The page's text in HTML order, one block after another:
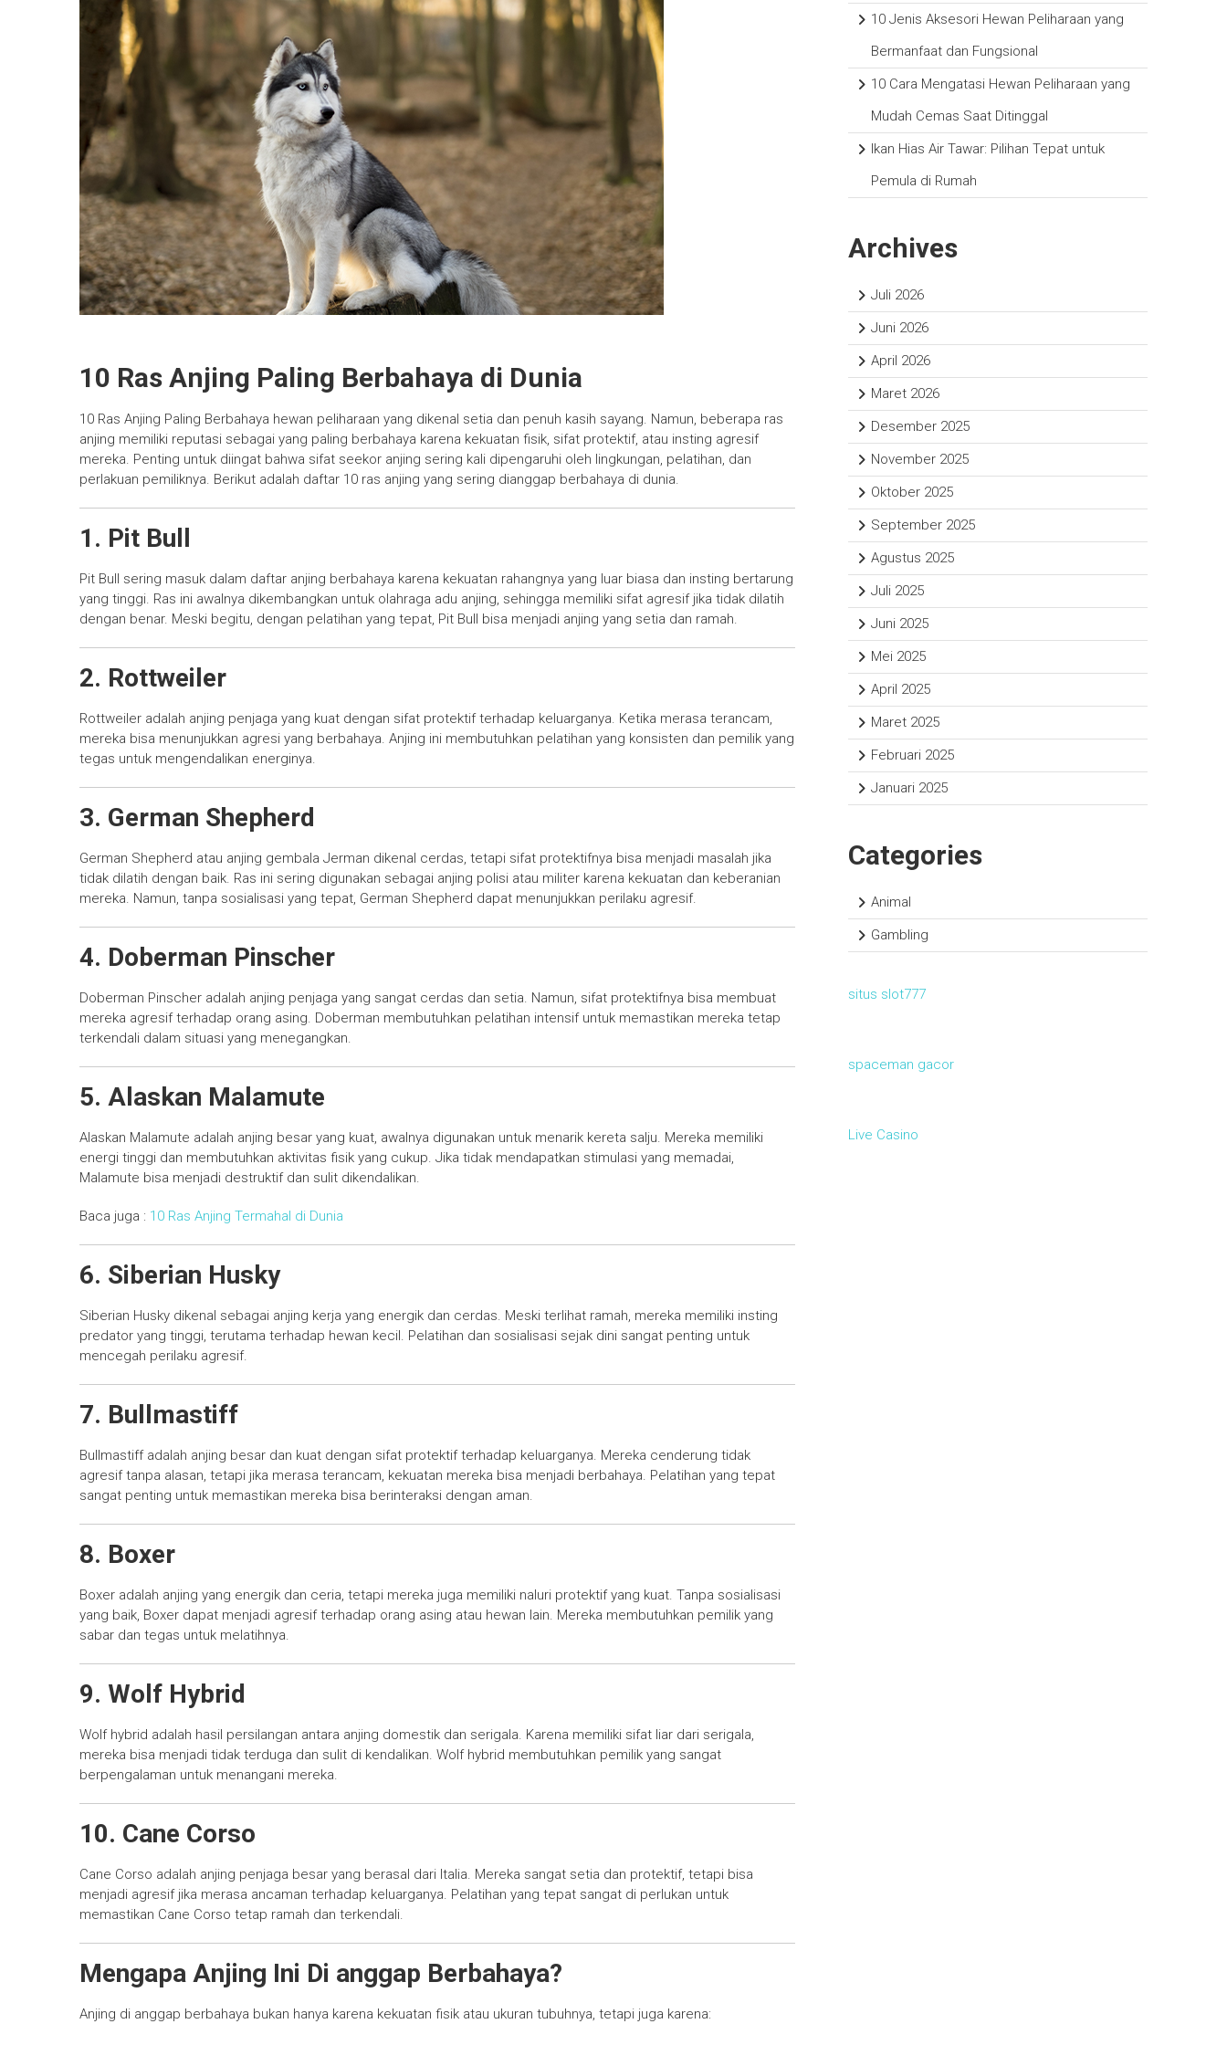
10 Ras Anjing Paling Berbahaya di Dunia
10 Ras Anjing Paling Berbahaya hewan peliharaan yang dikenal setia dan penuh kasih sayang. Namun, beberapa ras
anjing memiliki reputasi sebagai yang paling berbahaya karena kekuatan fisik, sifat protektif, atau insting agresif
mereka. Penting untuk diingat bahwa sifat seekor anjing sering kali dipengaruhi oleh lingkungan, pelatihan, dan
perlakuan pemiliknya. Berikut adalah daftar 10 ras anjing yang sering dianggap berbahaya di dunia.
1. Pit Bull
Pit Bull sering masuk dalam daftar anjing berbahaya karena kekuatan rahangnya yang luar biasa dan insting bertarung
yang tinggi. Ras ini awalnya dikembangkan untuk olahraga adu anjing, sehingga memiliki sifat agresif jika tidak dilatih
dengan benar. Meski begitu, dengan pelatihan yang tepat, Pit Bull bisa menjadi anjing yang setia dan ramah.
2. Rottweiler
Rottweiler adalah anjing penjaga yang kuat dengan sifat protektif terhadap keluarganya. Ketika merasa terancam,
mereka bisa menunjukkan agresi yang berbahaya. Anjing ini membutuhkan pelatihan yang konsisten dan pemilik yang
tegas untuk mengendalikan energinya.
3. German Shepherd
German Shepherd atau anjing gembala Jerman dikenal cerdas, tetapi sifat protektifnya bisa menjadi masalah jika
tidak dilatih dengan baik. Ras ini sering digunakan sebagai anjing polisi atau militer karena kekuatan dan keberanian
mereka. Namun, tanpa sosialisasi yang tepat, German Shepherd dapat menunjukkan perilaku agresif.
4. Doberman Pinscher
Doberman Pinscher adalah anjing penjaga yang sangat cerdas dan setia. Namun, sifat protektifnya bisa membuat
mereka agresif terhadap orang asing. Doberman membutuhkan pelatihan intensif untuk memastikan mereka tetap
terkendali dalam situasi yang menegangkan.
5. Alaskan Malamute
Alaskan Malamute adalah anjing besar yang kuat, awalnya digunakan untuk menarik kereta salju. Mereka memiliki
energi tinggi dan membutuhkan aktivitas fisik yang cukup. Jika tidak mendapatkan stimulasi yang memadai,
Malamute bisa menjadi destruktif dan sulit dikendalikan.
Baca juga : 10 Ras Anjing Termahal di Dunia
6. Siberian Husky
Siberian Husky dikenal sebagai anjing kerja yang energik dan cerdas. Meski terlihat ramah, mereka memiliki insting
predator yang tinggi, terutama terhadap hewan kecil. Pelatihan dan sosialisasi sejak dini sangat penting untuk
mencegah perilaku agresif.
7. Bullmastiff
Bullmastiff adalah anjing besar dan kuat dengan sifat protektif terhadap keluarganya. Mereka cenderung tidak
agresif tanpa alasan, tetapi jika merasa terancam, kekuatan mereka bisa menjadi berbahaya. Pelatihan yang tepat
sangat penting untuk memastikan mereka bisa berinteraksi dengan aman.
8. Boxer
Boxer adalah anjing yang energik dan ceria, tetapi mereka juga memiliki naluri protektif yang kuat. Tanpa sosialisasi
yang baik, Boxer dapat menjadi agresif terhadap orang asing atau hewan lain. Mereka membutuhkan pemilik yang
sabar dan tegas untuk melatihnya.
9. Wolf Hybrid
Wolf hybrid adalah hasil persilangan antara anjing domestik dan serigala. Karena memiliki sifat liar dari serigala,
mereka bisa menjadi tidak terduga dan sulit di kendalikan. Wolf hybrid membutuhkan pemilik yang sangat
berpengalaman untuk menangani mereka.
10. Cane Corso
Cane Corso adalah anjing penjaga besar yang berasal dari Italia. Mereka sangat setia dan protektif, tetapi bisa
menjadi agresif jika merasa ancaman terhadap keluarganya. Pelatihan yang tepat sangat di perlukan untuk
memastikan Cane Corso tetap ramah dan terkendali.
Mengapa Anjing Ini Di anggap Berbahaya?
Anjing di anggap berbahaya bukan hanya karena kekuatan fisik atau ukuran tubuhnya, tetapi juga karena:
10 Jenis Aksesori Hewan Peliharaan yang
Bermanfaat dan Fungsional
10 Cara Mengatasi Hewan Peliharaan yang
Mudah Cemas Saat Ditinggal
Ikan Hias Air Tawar: Pilihan Tepat untuk
Pemula di Rumah
Archives
Juli 2026
Juni 2026
April 2026
Maret 2026
Desember 2025
November 2025
Oktober 2025
September 2025
Agustus 2025
Juli 2025
Juni 2025
Mei 2025
April 2025
Maret 2025
Februari 2025
Januari 2025
Categories
Animal
Gambling
situs slot777
spaceman gacor
Live Casino